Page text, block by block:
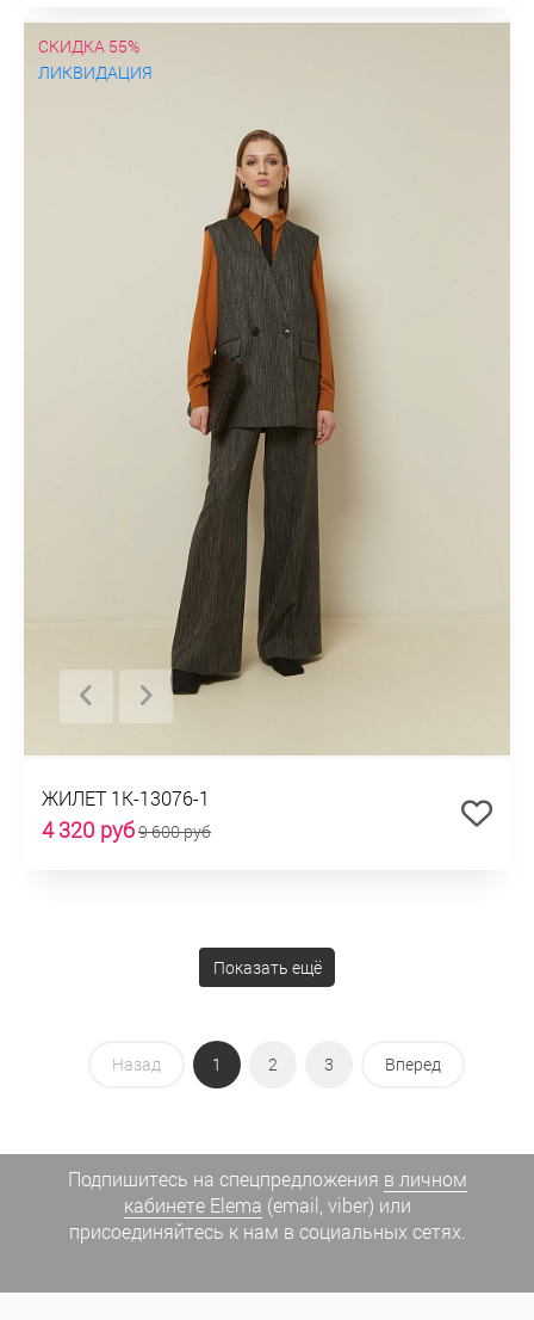
СКИДКА 55%
ЛИКВИДАЦИЯ
ЖИЛЕТ 1К-13076-1
4 320 руб9 600 руб
Показать ещё
Назад 1 2 3 Вперед
Подпишитесь на спецпредложения в личном
кабинете Elema (email, viber) или
присоединяйтесь к нам в социальных сетях.